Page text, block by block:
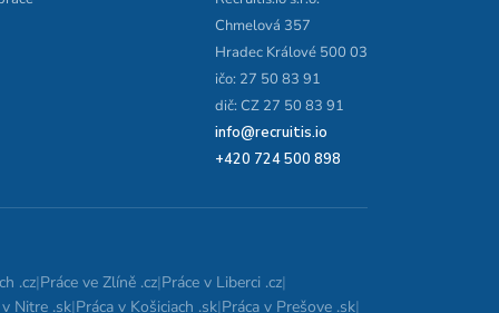
Chmelová 357
Hradec Králové 500 03
ičo: 27 50 83 91
dič: CZ 27 50 83 91
info@recruitis.io
+420 724 500 898
.cz|Práce ve Zlíně .cz|Práce v Liberci .cz|
Nitre .sk|Práca v Košiciach .sk|Práca v Prešove .sk|